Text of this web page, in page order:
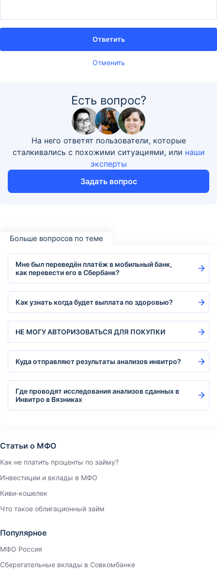
Отменить
Ответить
Есть вопрос?
На него ответят пользователи, которые
сталкивались с похожими ситуациями, или наши
эксперты
Задать вопрос
Больше вопросов по теме
Мне был переведён платёж в мобильный банк,
как перевести его в Сбербанк?
Как узнать когда будет выплата по здоровью?
НЕ МОГУ АВТОРИЗОВАТЬСЯ ДЛЯ ПОКУПКИ
Куда отправляют результаты анализов инвитро?
Где проводят исследования анализов сданных в
Инвитро в Вязниках
Статьи о МФО
Как не платить проценты по займу?
Инвестиции и вклады в МФО
Киви-кошелек
Что такое облигационный займ
Популярное
МФО Россия
Сберегательные вклады в Совкомбанке